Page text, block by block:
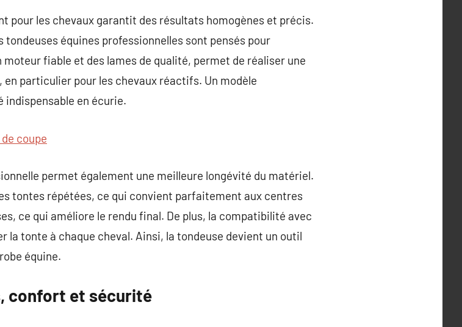
pour les chevaux garantit des résultats homogènes et précis.
équines professionnelles sont pensés pour
fiable et des lames de qualité, permet de réaliser une
particulier pour les chevaux réactifs. Un modèle
indispensable en écurie.
coupe
permet également une meilleure longévité du matériel.
tontes répétées, ce qui convient parfaitement aux centres
ce qui améliore le rendu final. De plus, la compatibilité avec
la tonte à chaque cheval. Ainsi, la tondeuse devient un outil
équine.
confort et sécurité